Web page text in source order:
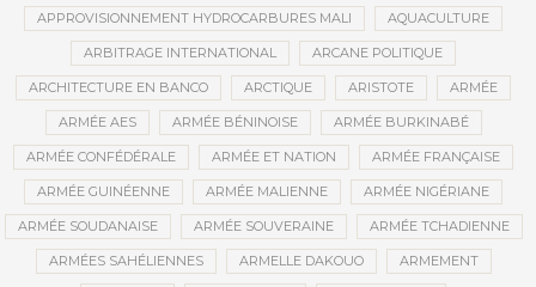
APPROVISIONNEMENT HYDROCARBURES MALI AQUACULTURE
ARBITRAGE INTERNATIONAL ARCANE POLITIQUE
ARCHITECTURE EN BANCO ARCTIQUE ARISTOTE ARMÉE
ARMÉE AES ARMÉE BÉNINOISE ARMÉE BURKINABÉ
ARMÉE CONFÉDÉRALE ARMÉE ET NATION ARMÉE FRANÇAISE
ARMÉE GUINÉENNE ARMÉE MALIENNE ARMÉE NIGÉRIANE
ARMÉE SOUDANAISE ARMÉE SOUVERAINE ARMÉE TCHADIENNE
ARMÉES SAHÉLIENNES ARMELLE DAKOUO ARMEMENT